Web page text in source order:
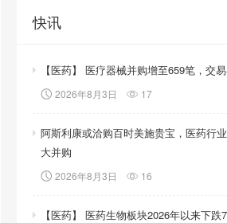
快讯
【医药】 医疗器械并购增至659笔，交
2026年8月3日 17
阿斯利康或洽购百时美施贵宝，医药行
大并购
2026年8月3日 16
【医药】 医药生物板块2026年以来下跌